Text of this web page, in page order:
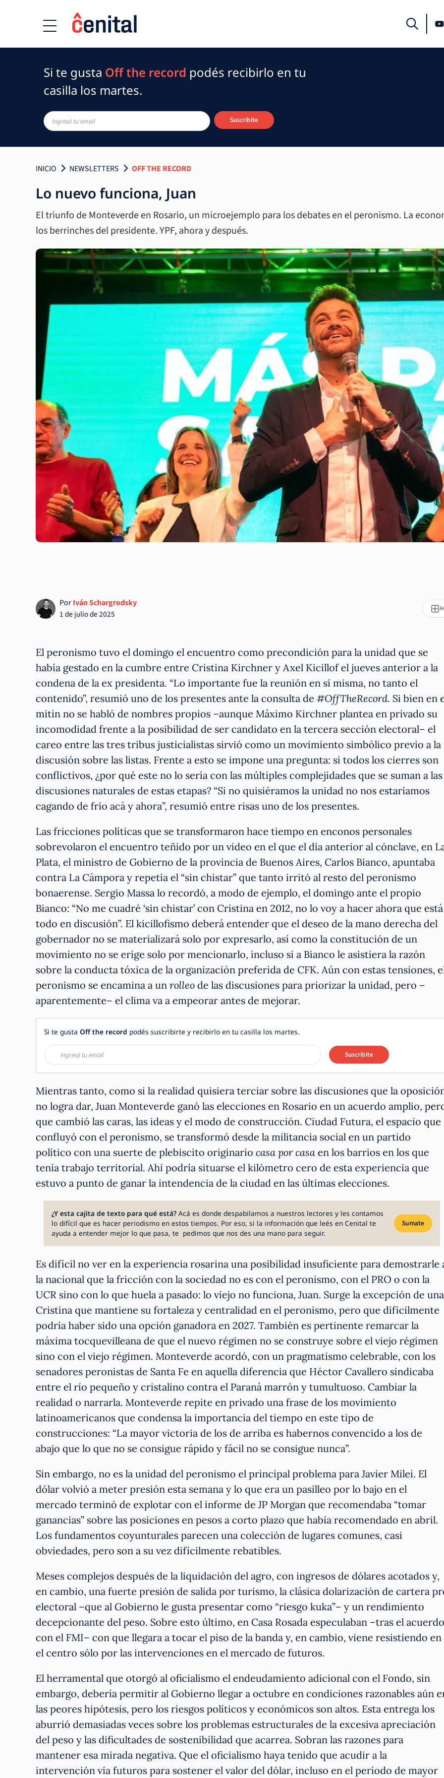
Si te gusta Off the record podés recibirlo en tu
casilla los martes.
Suscribite
INICIO NEWSLETTERS OFF THE RECORD
Lo nuevo funciona, Juan
El triunfo de Monteverde en Rosario, un microejemplo para los debates en el peronismo. La
los berrinches del presidente. YPF, ahora y después.
PorIván Schargrodsky
1 de julio de 2025
El peronismo tuvo el domingo el encuentro como precondición para la unidad que se
había gestado en la cumbre entre Cristina Kirchner y Axel Kicillof el jueves anterior a la
condena de la ex presidenta. “Lo importante fue la reunión en sí misma, no tanto el
contenido”, resumió uno de los presentes ante la consulta de #OffTheRecord. Si bien en
mitin no se habló de nombres propios –aunque Máximo Kirchner plantea en privado su
incomodidad frente a la posibilidad de ser candidato en la tercera sección electoral– el
careo entre las tres tribus justicialistas sirvió como un movimiento simbólico previo a la
discusión sobre las listas. Frente a esto se impone una pregunta: si todos los cierres son
conflictivos, ¿por qué este no lo sería con las múltiples complejidades que se suman a las
discusiones naturales de estas etapas? “Si no quisiéramos la unidad no nos estaríamos
cagando de frío acá y ahora”, resumió entre risas uno de los presentes.
Las fricciones políticas que se transformaron hace tiempo en enconos personales
sobrevolaron el encuentro teñido por un video en el que el día anterior al cónclave, en
Plata, el ministro de Gobierno de la provincia de Buenos Aires, Carlos Bianco, apuntaba
contra La Cámpora y repetía el “sin chistar” que tanto irritó al resto del peronismo
bonaerense. Sergio Massa lo recordó, a modo de ejemplo, el domingo ante el propio
Bianco: “No me cuadré ‘sin chistar’ con Cristina en 2012, no lo voy a hacer ahora que está
todo en discusión”. El kicillofismo deberá entender que el deseo de la mano derecha del
gobernador no se materializará solo por expresarlo, así como la constitución de un
movimiento no se erige solo por mencionarlo, incluso si a Bianco le asistiera la razón
sobre la conducta tóxica de la organización preferida de CFK. Aún con estas tensiones,
peronismo se encamina a un rolleo de las discusiones para priorizar la unidad, pero –
aparentemente– el clima va a empeorar antes de mejorar.
Si te gusta Off the record podés suscribirte y recibirlo en tu casilla los martes.
Suscribite
Mientras tanto, como si la realidad quisiera terciar sobre las discusiones que la
no logra dar, Juan Monteverde ganó las elecciones en Rosario en un acuerdo amplio,
que cambió las caras, las ideas y el modo de construcción. Ciudad Futura, el espacio que
confluyó con el peronismo, se transformó desde la militancia social en un partido
político con una suerte de plebiscito originario casa por casa en los barrios en los que
tenía trabajo territorial. Ahí podría situarse el kilómetro cero de esta experiencia que
estuvo a punto de ganar la intendencia de la ciudad en las últimas elecciones.
¿Y esta cajita de texto para qué está? Acá es donde despabilamos a nuestros lectores y les contamos
lo difícil que es hacer periodismo en estos tiempos. Por eso, si la información que leés en Cenital te
ayuda a entender mejor lo que pasa, te pedimos que nos des una mano para seguir.
Sumate
Es difícil no ver en la experiencia rosarina una posibilidad insuficiente para demostrarle
la nacional que la fricción con la sociedad no es con el peronismo, con el PRO o con la
UCR sino con lo que huela a pasado: lo viejo no funciona, Juan. Surge la excepción de una
Cristina que mantiene su fortaleza y centralidad en el peronismo, pero que difícilmente
podría haber sido una opción ganadora en 2027. También es pertinente remarcar la
máxima tocquevilleana de que el nuevo régimen no se construye sobre el viejo régimen
sino con el viejo régimen. Monteverde acordó, con un pragmatismo celebrable, con los
senadores peronistas de Santa Fe en aquella diferencia que Héctor Cavallero sindicaba
entre el río pequeño y cristalino contra el Paraná marrón y tumultuoso. Cambiar la
realidad o narrarla. Monteverde repite en privado una frase de los movimiento
latinoamericanos que condensa la importancia del tiempo en este tipo de
construcciones: “La mayor victoria de los de arriba es habernos convencido a los de
abajo que lo que no se consigue rápido y fácil no se consigue nunca”.
Sin embargo, no es la unidad del peronismo el principal problema para Javier Milei. El
dólar volvió a meter presión esta semana y lo que era un pasilleo por lo bajo en el
mercado terminó de explotar con el informe de JP Morgan que recomendaba “tomar
ganancias” sobre las posiciones en pesos a corto plazo que había recomendado en abril.
Los fundamentos coyunturales parecen una colección de lugares comunes, casi
obviedades, pero son a su vez difícilmente rebatibles.
Meses complejos después de la liquidación del agro, con ingresos de dólares acotados y,
en cambio, una fuerte presión de salida por turismo, la clásica dolarización de cartera
electoral –que al Gobierno le gusta presentar como “riesgo kuka”– y un rendimiento
decepcionante del peso. Sobre esto último, en Casa Rosada especulaban –tras el acuerdo
con el FMI– con que llegara a tocar el piso de la banda y, en cambio, viene resistiendo en
el centro sólo por las intervenciones en el mercado de futuros.
El herramental que otorgó al oficialismo el endeudamiento adicional con el Fondo, sin
embargo, debería permitir al Gobierno llegar a octubre en condiciones razonables aún
las peores hipótesis, pero los riesgos políticos y económicos son altos. Esta entrega los
aburrió demasiadas veces sobre los problemas estructurales de la excesiva apreciación
del peso y las dificultades de sostenibilidad que acarrea. Sobran las razones para
mantener esa mirada negativa. Que el oficialismo haya tenido que acudir a la
intervención vía futuros para sostener el valor del dólar, incluso en el período de mayor